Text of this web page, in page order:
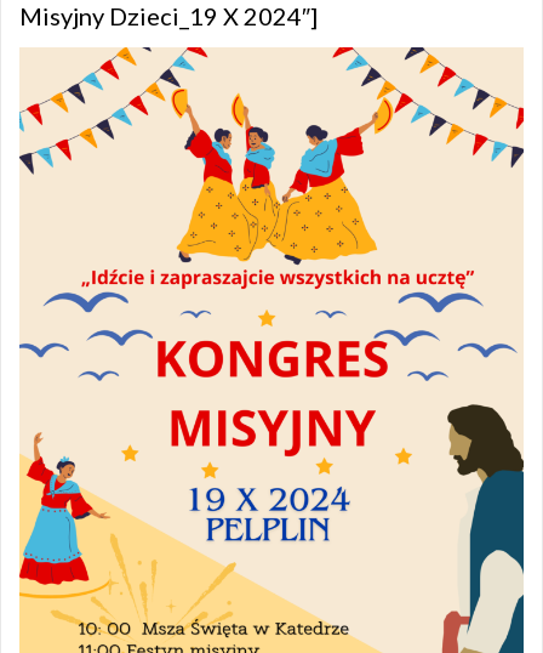
Misyjny Dzieci_19 X 2024″]